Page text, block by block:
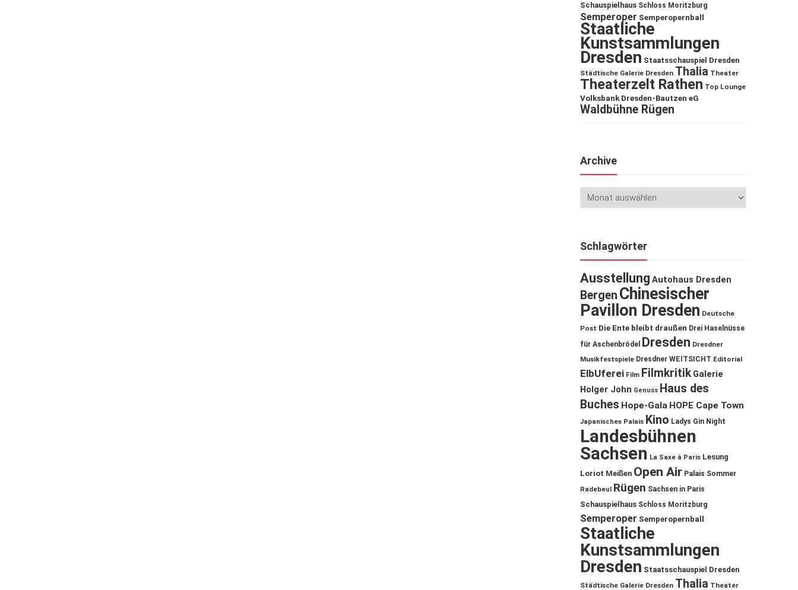
Schauspielhaus Schloss Moritzburg
Semperoper Semperopernball
Staatliche
Kunstsammlungen
Dresden Staatsschauspiel Dresden
Städtische Galerie Dresden Thalia Theater
Theaterzelt Rathen Top Lounge
Volksbank Dresden-Bautzen eG
Waldbühne Rügen
Archive
Schlagwörter
Ausstellung Autohaus Dresden
Bergen Chinesischer
Pavillon Dresden Deutsche
Post Die Ente bleibt draußen Drei Haselnüsse
für Aschenbrödel
Dresden Dresdner
Musikfestspiele Dresdner WEITSICHT Editorial
ElbUferei Film Filmkritik Galerie
Holger John Genuss Haus des
Buches Hope-Gala HOPE Cape Town
Japanisches Palais Kino Ladys Gin Night
Landesbühnen
Sachsen La Saxe à Paris Lesung
Loriot Meißen Open Air Palais Sommer
Radebeul Rügen Sachsen in Paris
Schauspielhaus Schloss Moritzburg
Semperoper Semperopernball
Staatliche
Kunstsammlungen
Dresden Staatsschauspiel Dresden
Städtische Galerie Dresden Thalia Theater